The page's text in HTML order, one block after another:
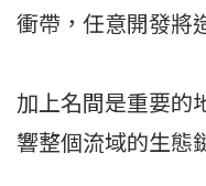
衝帶，任意開發將
加上名間是重要的
響整個流域的生態